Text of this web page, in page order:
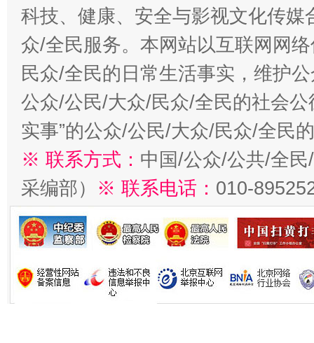
科技、健康、安全与影视文化传
众/全民服务。本网站以互联网网
民众/全民的日常生活事实，维护
公众/公民/大众/民众/全民的社会公
实事”的公众/公民/大众/民众/全民
※ 联系方式： 中国/公众/公共/全
采编部） ※ 联系电话： 010-